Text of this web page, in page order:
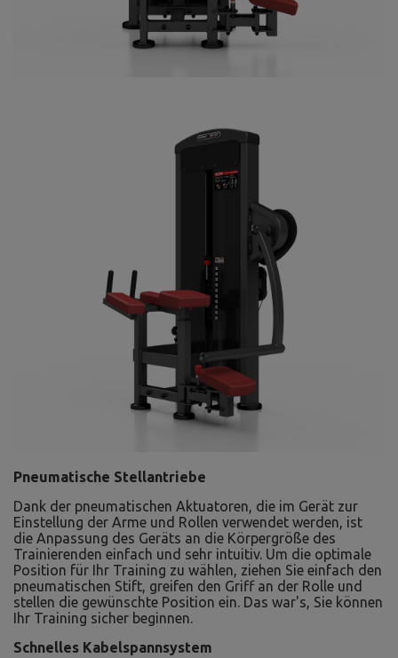
Pneumatische Stellantriebe
Dank der pneumatischen Aktuatoren, die im Gerät zur
Einstellung der Arme und Rollen verwendet werden, ist
die Anpassung des Geräts an die Körpergröße des
Trainierenden einfach und sehr intuitiv. Um die optimale
Position für Ihr Training zu wählen, ziehen Sie einfach den
pneumatischen Stift, greifen den Griff an der Rolle und
stellen die gewünschte Position ein. Das war's, Sie können
Ihr Training sicher beginnen.
Schnelles Kabelspannsystem